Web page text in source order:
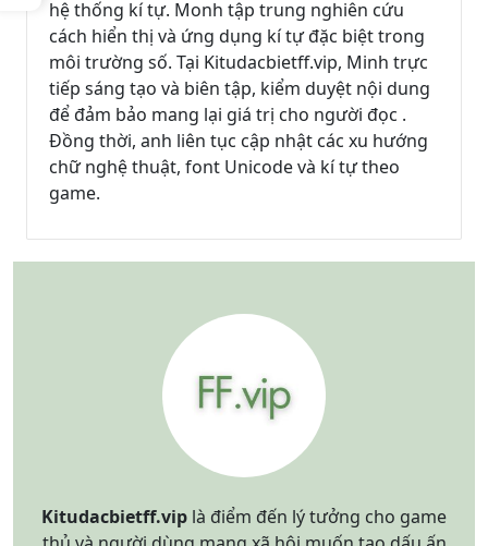
hệ thống kí tự. Monh tập trung nghiên cứu
cách hiển thị và ứng dụng kí tự đặc biệt trong
môi trường số. Tại Kitudacbietff.vip, Minh trực
tiếp sáng tạo và biên tập, kiểm duyệt nội dung
để đảm bảo mang lại giá trị cho người đọc .
Đồng thời, anh liên tục cập nhật các xu hướng
chữ nghệ thuật, font Unicode và kí tự theo
game.
Kitudacbietff.vip là điểm đến lý tưởng cho game